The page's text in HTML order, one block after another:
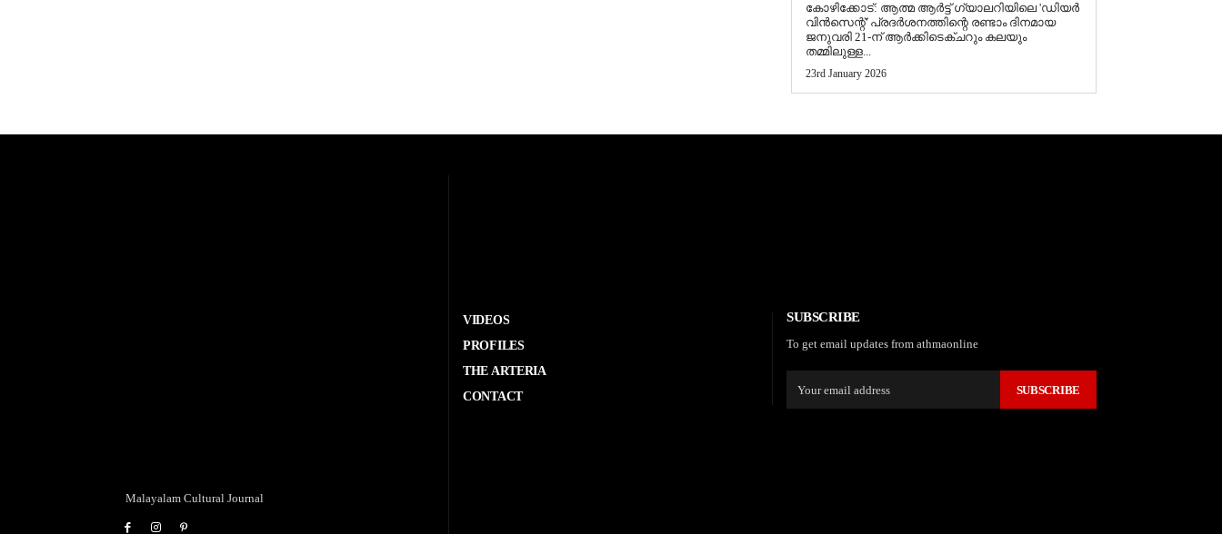
​കോഴിക്കോട്: ആത്മ ആർട്ട് ഗ്യാലറിയിലെ 'ഡിയർ
വിൻസെന്റ്' പ്രദർശനത്തിന്റെ രണ്ടാം ദിനമായ
ജനുവരി 21-ന് ആർക്കിടെക്ചറും കലയും
തമ്മിലുള്ള...
23rd January 2026
Malayalam Cultural Journal
VIDEOS
PROFILES
THE ARTERIA
CONTACT
SUBSCRIBE
To get email updates from athmaonline
SUBSCRIBE